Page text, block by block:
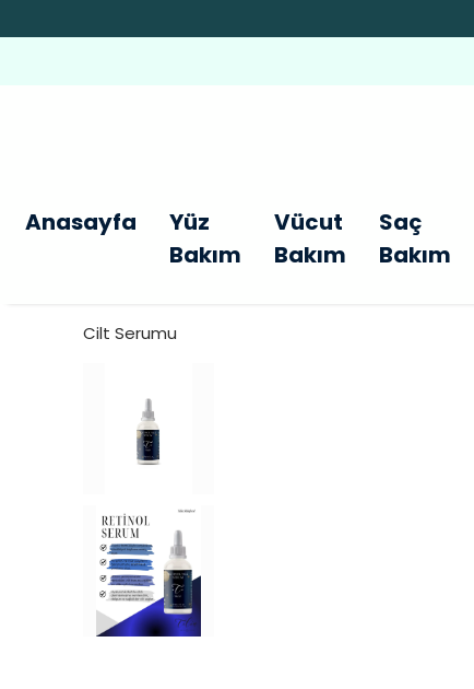
Anasayfa
Yüz
Bakım
Vücut
Bakım
Saç
Bakım
Cilt Serumu